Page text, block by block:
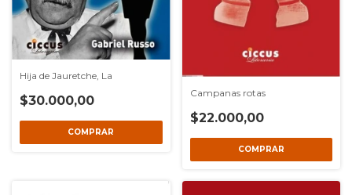
Hija de Jauretche, La
$30.000,00
Campanas rotas
$22.000,00